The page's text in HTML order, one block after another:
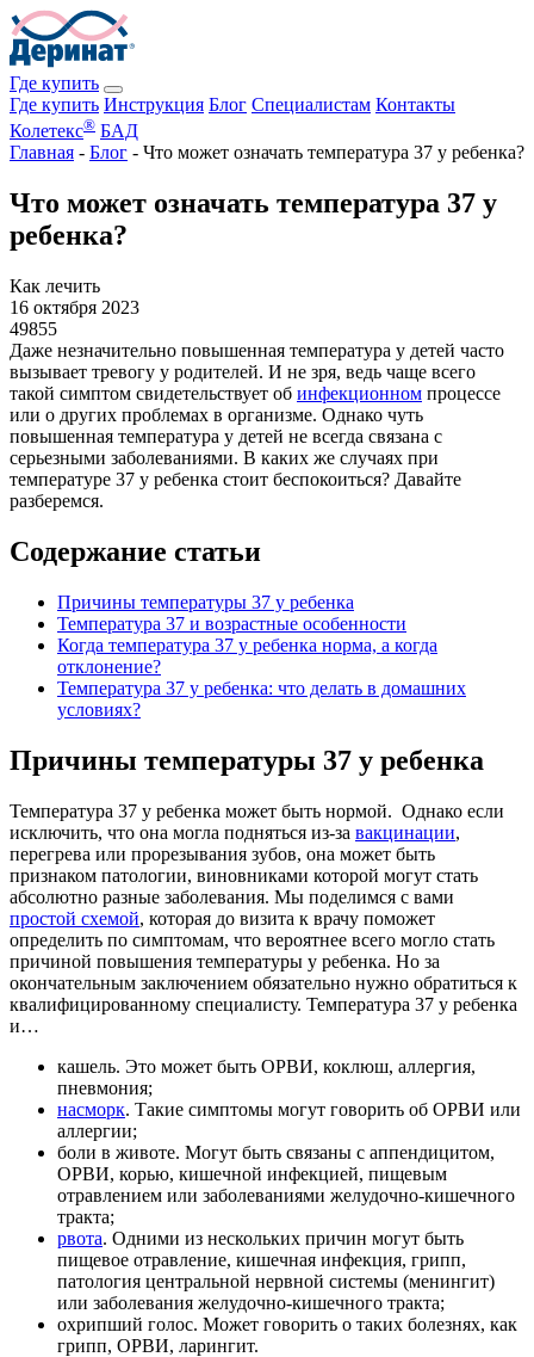
Где купить
Где купить Инструкция Блог Специалистам Контакты
Колетекс® БАД
Главная - Блог - Что может означать температура 37 у ребенка?
Что может означать температура 37 у
ребенка?
Как лечить
16 октября 2023
49855
Даже незначительно повышенная температура у детей часто
вызывает тревогу у родителей. И не зря, ведь чаще всего
такой симптом свидетельствует об инфекционном процессе
или о других проблемах в организме. Однако чуть
повышенная температура у детей не всегда связана с
серьезными заболеваниями. В каких же случаях при
температуре 37 у ребенка стоит беспокоиться? Давайте
разберемся.
Содержание статьи
Причины температуры 37 у ребенка
Температура 37 и возрастные особенности
Когда температура 37 у ребенка норма, а когда
отклонение?
Температура 37 у ребенка: что делать в домашних
условиях?
Причины температуры 37 у ребенка
Температура 37 у ребенка может быть нормой. Однако если
исключить, что она могла подняться из-за вакцинации,
перегрева или прорезывания зубов, она может быть
признаком патологии, виновниками которой могут стать
абсолютно разные заболевания. Мы поделимся с вами
простой схемой, которая до визита к врачу поможет
определить по симптомам, что вероятнее всего могло стать
причиной повышения температуры у ребенка. Но за
окончательным заключением обязательно нужно обратиться к
квалифицированному специалисту. Температура 37 у ребенка
и…
кашель. Это может быть ОРВИ, коклюш, аллергия,
пневмония;
насморк. Такие симптомы могут говорить об ОРВИ или
аллергии;
боли в животе. Могут быть связаны с аппендицитом,
ОРВИ, корью, кишечной инфекцией, пищевым
отравлением или заболеваниями желудочно-кишечного
тракта;
рвота. Одними из нескольких причин могут быть
пищевое отравление, кишечная инфекция, грипп,
патология центральной нервной системы (менингит)
или заболевания желудочно-кишечного тракта;
охрипший голос. Может говорить о таких болезнях, как
грипп, ОРВИ, ларингит.